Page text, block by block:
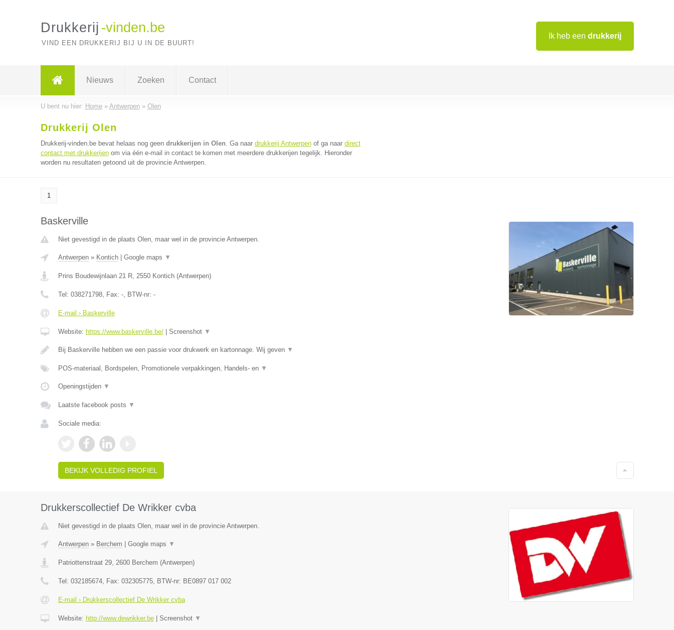
Ik heb een drukkerij
Drukkerij -vinden.be
VIND EEN DRUKKERIJ BIJ U IN DE BUURT!
Nieuws Zoeken Contact
U bent nu hier: Home» Antwerpen» Olen
Drukkerij Olen
Drukkerij-vinden.be bevat helaas nog geen drukkerijen in Olen. Ga naar drukkerij Antwerpenof ga naar direct
contact met drukkerijenom via één e-mail in contact te komen met meerdere drukkerijen tegelijk. Hieronder
worden nu resultaten getoond uit de provincie Antwerpen.
1
Baskerville
Niet gevestigd in de plaats Olen, maar wel in de provincie Antwerpen.
Antwerpen» Kontich| Google maps ▼
Prins Boudewijnlaan 21 R, 2550 Kontich(Antwerpen)
Tel: 038271798, Fax: -, BTW-nr: -
E-mail › Baskerville
Website: https://www.baskerville.be/| Screenshot ▼
Bij Baskerville hebben we een passie voor drukwerk en kartonnage. Wij geven ▼
POS-materiaal, Bordspelen, Promotionele verpakkingen, Handels- en ▼
Openingstijden ▼
Laatste facebook posts ▼
Sociale media:
BEKIJK VOLLEDIG PROFIEL
Drukkerscollectief De Wrikker cvba
Niet gevestigd in de plaats Olen, maar wel in de provincie Antwerpen.
Antwerpen» Berchem Google maps ▼
Patriottenstraat 29, 2600 Berchem (Antwerpen)
Tel: 032185674, Fax: 032305775, BTW-nr: BE0897 017 002
E-mail › Drukkerscollectief De Wrikker cvba
Website: http://www.dewrikker.be| Screenshot ▼